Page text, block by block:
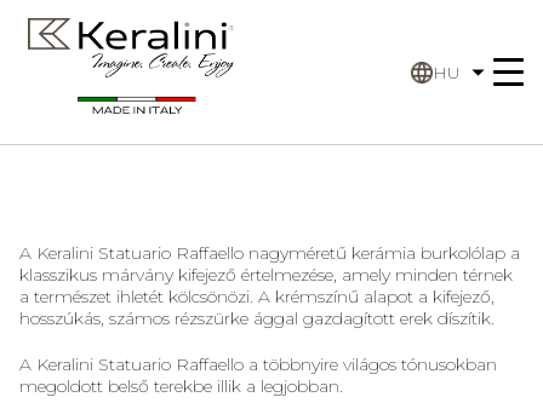
HU
A Keralini Statuario Raffaello nagyméretű kerámia burkolólap a
klasszikus márvány kifejező értelmezése, amely minden térnek
a természet ihletét kölcsönözi. A krémszínű alapot a kifejező,
hosszúkás, számos rézszürke ággal gazdagított erek díszítik.
A Keralini Statuario Raffaello a többnyire világos tónusokban
megoldott belső terekbe illik a legjobban.